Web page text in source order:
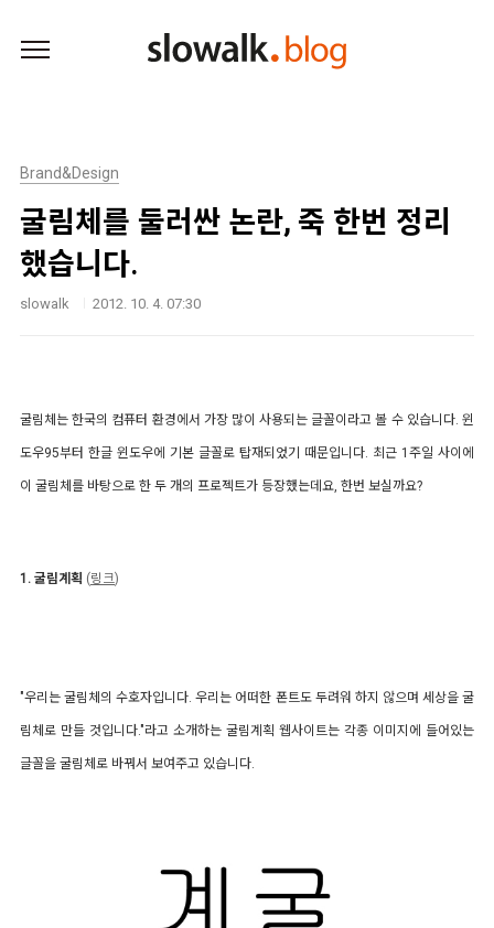
Brand&Design
굴림체를 둘러싼 논란, 죽 한번 정리
했습니다.
slowalk 2012. 10. 4. 07:30
굴림체는 한국의 컴퓨터 환경에서 가장 많이 사용되는 글꼴이라고 볼 수 있습니다. 윈
도우95부터 한글 윈도우에 기본 글꼴로 탑재되었기 때문입니다. 최근 1주일 사이에
이 굴림체를 바탕으로 한 두 개의 프로젝트가 등장했는데요, 한번 보실까요?
1. 굴림계획 (링크)
"우리는 굴림체의 수호자입니다. 우리는 어떠한 폰트도 두려워 하지 않으며 세상을 굴
림체로 만들 것입니다."라고 소개하는 굴림계획 웹사이트는 각종 이미지에 들어있는
글꼴을 굴림체로 바꿔서 보여주고 있습니다.